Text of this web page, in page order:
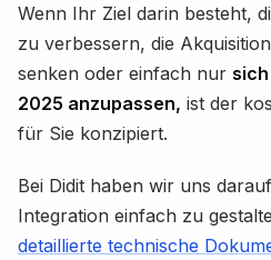
Wenn Ihr Ziel darin besteht,
zu verbessern, die
senken oder einfach nur sich
2025 anzupassen, ist der
für Sie konzipiert.
Bei Didit haben wir uns
Integration einfach zu
detaillierte technische